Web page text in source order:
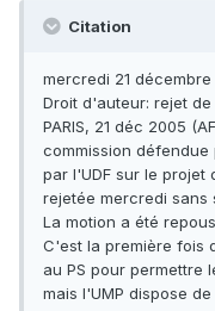
Citation
mercredi 21
Droit d'auteur: rejet
PARIS, 21 déc 2005
commission
par l'UDF sur le
rejetée mercredi sans
La motion a été
C'est la première fois
au PS pour permettre
mais l'UMP dispose